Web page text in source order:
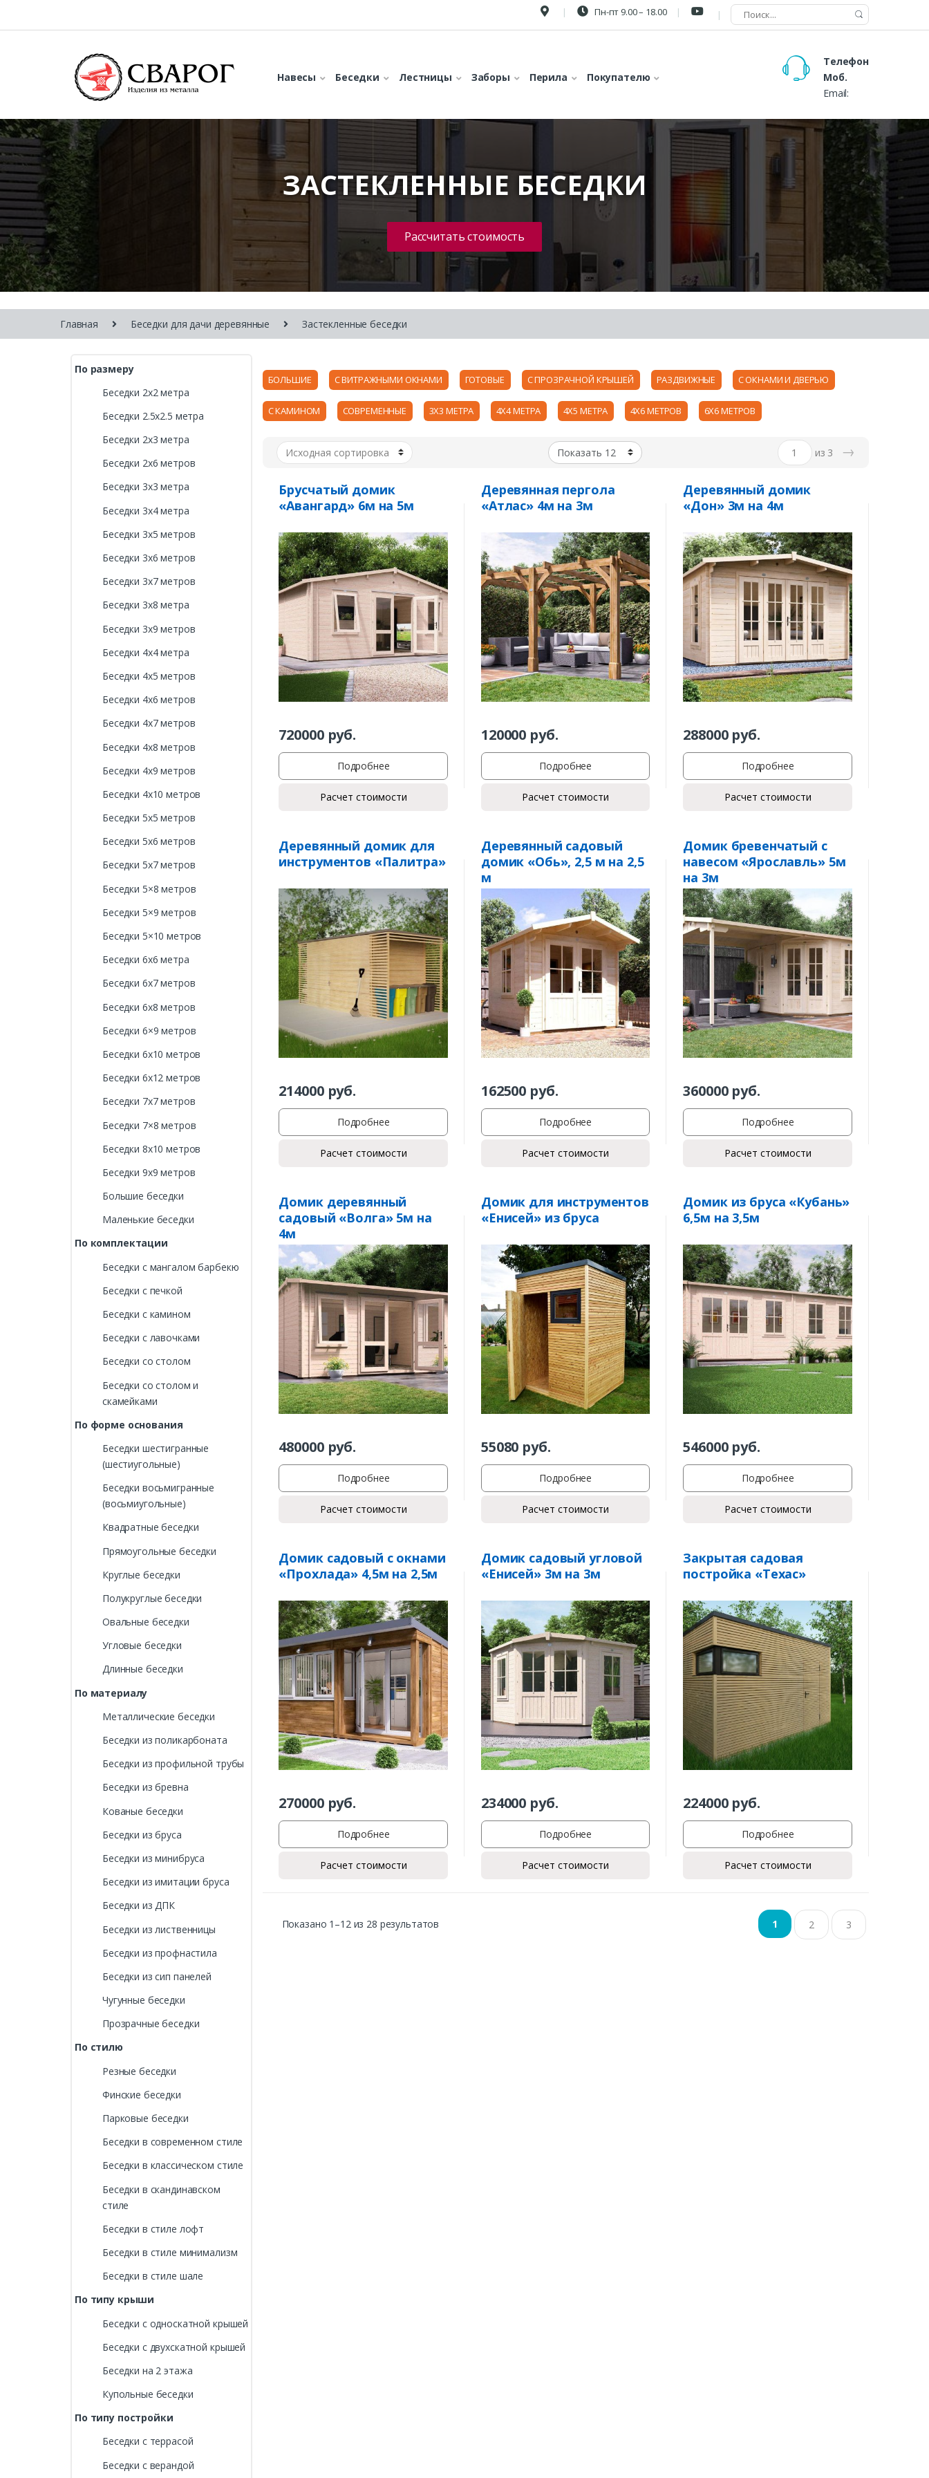
Заказать
Ваш телефон*
Комментарий к заказу
Пн-пт 9.00 – 18.00
Навесы Беседки Лестницы Заборы Перила Покупателю
Телефон
Моб.
Email:
ЗАСТЕКЛЕННЫЕ БЕСЕДКИ
Рассчитать стоимость
Главная Беседки для дачи деревянные Застекленные беседки
БОЛЬШИЕ С ВИТРАЖНЫМИ ОКНАМИ ГОТОВЫЕ С ПРОЗРАЧНОЙ КРЫШЕЙ РАЗДВИЖНЫЕ С ОКНАМИ И ДВЕРЬЮ
С КАМИНОМ СОВРЕМЕННЫЕ 3Х3 МЕТРА 4Х4 МЕТРА 4Х5 МЕТРА 4Х6 МЕТРОВ 6Х6 МЕТРОВ
из 3 →
Брусчатый домик
«Авангард» 6м на 5м
720000руб.
Подробнее
Расчет стоимости
Деревянная пергола
«Атлас» 4м на 3м
120000 руб.
Подробнее
Расчет стоимости
Деревянный домик
«Дон» 3м на 4м
288000руб.
Подробнее
Расчет стоимости
Деревянный домик для
инструментов «Палитра»
214000руб.
Подробнее
Расчет стоимости
Деревянный садовый
домик «Обь», 2,5 м на 2,5
м
162500 руб.
Подробнее
Расчет стоимости
Домик бревенчатый с
навесом «Ярославль» 5м
на 3м
360000руб.
Подробнее
Расчет стоимости
Домик деревянный
садовый «Волга» 5м на
4м
480000руб.
Подробнее
Расчет стоимости
Домик для инструментов
«Енисей» из бруса
55080 руб.
Подробнее
Расчет стоимости
Домик из бруса «Кубань»
6,5м на 3,5м
546000руб.
Подробнее
Расчет стоимости
Домик садовый с окнами
«Прохлада» 4,5м на 2,5м
270000руб.
Подробнее
Расчет стоимости
Домик садовый угловой
«Енисей» 3м на 3м
234000 руб.
Подробнее
Расчет стоимости
Закрытая садовая
постройка «Техас»
224000руб.
Подробнее
Расчет стоимости
Показано 1–12 из 28 результатов 1 2 3
По размеру
Беседки 2х2 метра
Беседки 2.5х2.5 метра
Беседки 2х3 метра
Беседки 2х6 метров
Беседки 3х3 метра
Беседки 3х4 метра
Беседки 3х5 метров
Беседки 3х6 метров
Беседки 3х7 метров
Беседки 3х8 метра
Беседки 3х9 метров
Беседки 4х4 метра
Беседки 4х5 метров
Беседки 4х6 метров
Беседки 4х7 метров
Беседки 4х8 метров
Беседки 4х9 метров
Беседки 4х10 метров
Беседки 5х5 метров
Беседки 5х6 метров
Беседки 5х7 метров
Беседки 5×8 метров
Беседки 5×9 метров
Беседки 5×10 метров
Беседки 6х6 метра
Беседки 6х7 метров
Беседки 6х8 метров
Беседки 6×9 метров
Беседки 6х10 метров
Беседки 6х12 метров
Беседки 7х7 метров
Беседки 7×8 метров
Беседки 8х10 метров
Беседки 9х9 метров
Большие беседки
Маленькие беседки
По комплектации
Беседки с мангалом барбекю
Беседки с печкой
Беседки с камином
Беседки с лавочками
Беседки со столом
Беседки со столом и
скамейками
По форме основания
Беседки шестигранные
(шестиугольные)
Беседки восьмигранные
(восьмиугольные)
Квадратные беседки
Прямоугольные беседки
Круглые беседки
Полукруглые беседки
Овальные беседки
Угловые беседки
Длинные беседки
По материалу
Металлические беседки
Беседки из поликарбоната
Беседки из профильной трубы
Беседки из бревна
Кованые беседки
Беседки из бруса
Беседки из минибруса
Беседки из имитации бруса
Беседки из ДПК
Беседки из лиственницы
Беседки из профнастила
Беседки из сип панелей
Чугунные беседки
Прозрачные беседки
По стилю
Резные беседки
Финские беседки
Парковые беседки
Беседки в современном стиле
Беседки в классическом стиле
Беседки в скандинавском
стиле
Беседки в стиле лофт
Беседки в стиле минимализм
Беседки в стиле шале
По типу крыши
Беседки с односкатной крышей
Беседки с двухскатной крышей
Беседки на 2 этажа
Купольные беседки
По типу постройки
Беседки с террасой
Беседки с верандой